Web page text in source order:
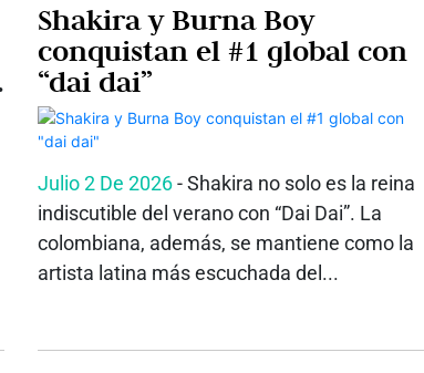
Shakira y Burna Boy
conquistan el #1 global con
“dai dai”
Julio 2 De 2026- Shakira no solo es la reina
indiscutible del verano con “Dai Dai”. La
colombiana, además, se mantiene como la
artista latina más escuchada del...